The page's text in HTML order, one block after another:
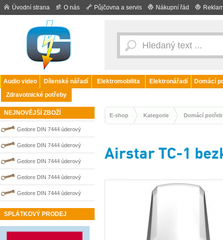
Úvodní strana O nás Půjčovna a servis Nákupní řád
Audio video Dílenské nářadí Elektromobilita Elektronářadí
Domácí
Zdravotnické potřeby
NEJNOVĚJŠÍ ZBOŽÍ
Gedore DIN 7444 úderový
nejiskřivý plochý (palcový) klíč
0100211S
Gedore DIN 7444 úderový
nejiskřivý plochý (palcový) klíč
0100208S
Gedore DIN 7444 úderový
nejiskřivý plochý (palcový) klíč
0100205S
Gedore DIN 7444 úderový
nejiskřivý plochý (palcový) klíč
0100202S
Gedore DIN 7444 úderový
nejiskřivý plochý (palcový) klíč
SPLÁTKOVÝ PRODEJ
E-shop Kategorie Domácí
Airstar TC-1